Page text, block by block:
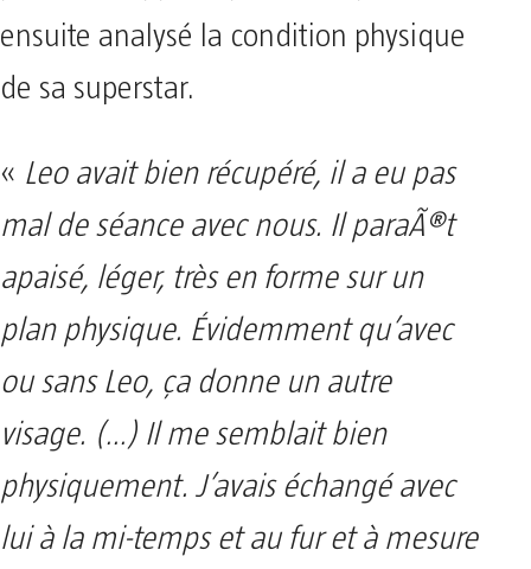
ensuite analysé la condition physique
de sa superstar.
« Leo avait bien récupéré, il a eu pas
mal de séance avec nous. Il paraÃ®t
apaisé, léger, très en forme sur un
plan physique. Évidemment qu’avec
ou sans Leo, ça donne un autre
visage. (…) Il me semblait bien
physiquement. J’avais échangé avec
lui à la mi-temps et au fur et à mesure